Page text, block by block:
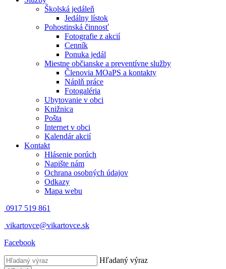
Školská jedáleň
Jedálny lístok
Pohostinská činnosť
Fotografie z akcií
Cenník
Ponuka jedál
Miestne občianske a preventívne služby
Členovia MOaPS a kontakty
Náplň práce
Fotogaléria
Ubytovanie v obci
Knižnica
Pošta
Internet v obci
Kalendár akcií
Kontakt
Hlásenie porúch
Napište nám
Ochrana osobných údajov
Odkazy
Mapa webu
0917 519 861
vikartovce@vikartovce.sk
Facebook
Hľadaný výraz